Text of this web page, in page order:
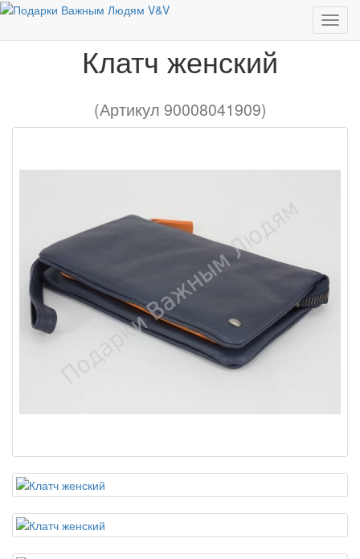
Европейские бренды
Клатч женский
(Артикул 90008041909)